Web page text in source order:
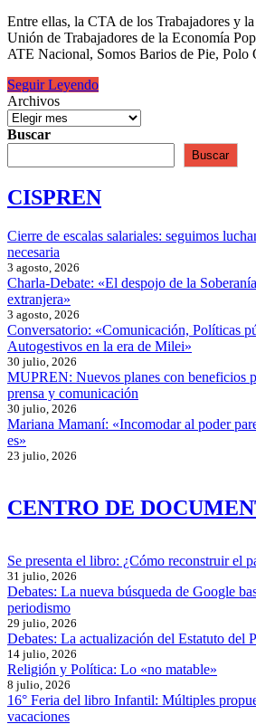
Entre ellas, la CTA de los Trabajadores y
Unión de Trabajadores de la Economía
ATE Nacional, Somos Barios de Pie,
1.700
organizaciones
denunciaron
el
protocolo
de
público»
la
CIDH
y
la
ONU
Seguir Leyendo
Archivos
Buscar
Buscar
CISPREN
Cierre de escalas salariales: seguimos
necesaria
3 agosto, 2026
Charla-Debate: «El despojo de la
extranjera»
3 agosto, 2026
Conversatorio: «Comunicación, Políticas
Autogestivos en la era de Milei»
30 julio, 2026
MUPREN: Nuevos planes con beneficios
prensa y comunicación
30 julio, 2026
Mariana Mamaní: «Incomodar al poder
es»
23 julio, 2026
CENTRO DE
Se presenta el libro: ¿Cómo reconstruir el
31 julio, 2026
Debates: La nueva búsqueda de Google
periodismo
29 julio, 2026
Debates: La actualización del Estatuto del
14 julio, 2026
Religión y Política: Lo «no matable»
8 julio, 2026
16° Feria del libro Infantil: Múltiples
vacaciones